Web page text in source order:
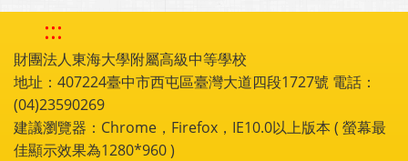
:::
財團法人東海大學附屬高級中等學校
地址：407224臺中市西屯區臺灣大道四段1727號 電話：
(04)23590269
建議瀏覽器：Chrome，Firefox，IE10.0以上版本 ( 螢幕最
佳顯示效果為1280*960 )